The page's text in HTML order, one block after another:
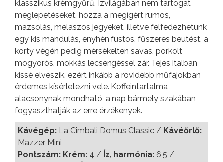
klasszikus krémgyűrű. Ízvilágában nem tartogat
meglepetéseket, hozza a megígért rumos,
mazsolás, melaszos jegyeket, illetve felfedezhetünk
egy kis mandulás, enyhén füstös, fűszeres beütést, a
korty végén pedig mérsékelten savas, pörkölt
mogyorós, mokkás lecsengéssel zár. Tejes italban
kissé elveszik, ezért inkább a rövidebb műfajokban
érdemes kísérletezni vele. Koffeintartalma
alacsonynak mondható, a nap bármely szakában
fogyaszthatják az erre érzékenyek.
Kávégép: La Cimbali Domus Classic / Kávéőrlő:
Mazzer Mini
Pontszám: Krém: 4 / Íz, harmónia: 6,5 /